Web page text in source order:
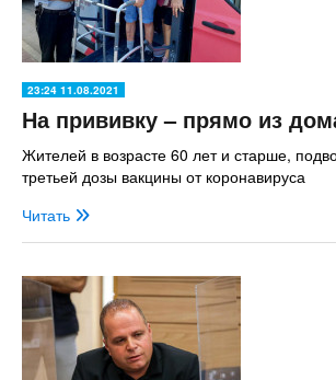
23:24 11.08.2021
На прививку – прямо из
Жителей в возрасте 60 лет и старше,
третьей дозы вакцины от коронавируса
Читать